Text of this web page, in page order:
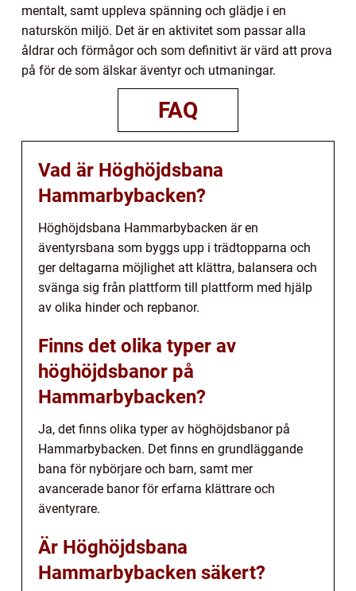
mentalt, samt uppleva spänning och glädje i en
naturskön miljö. Det är en aktivitet som passar alla
åldrar och förmågor och som definitivt är värd att prova
på för de som älskar äventyr och utmaningar.
FAQ
Vad är Höghöjdsbana
Hammarbybacken?
Höghöjdsbana Hammarbybacken är en
äventyrsbana som byggs upp i trädtopparna och
ger deltagarna möjlighet att klättra, balansera och
svänga sig från plattform till plattform med hjälp
av olika hinder och repbanor.
Finns det olika typer av
höghöjdsbanor på
Hammarbybacken?
Ja, det finns olika typer av höghöjdsbanor på
Hammarbybacken. Det finns en grundläggande
bana för nybörjare och barn, samt mer
avancerade banor för erfarna klättrare och
äventyrare.
Är Höghöjdsbana
Hammarbybacken säkert?